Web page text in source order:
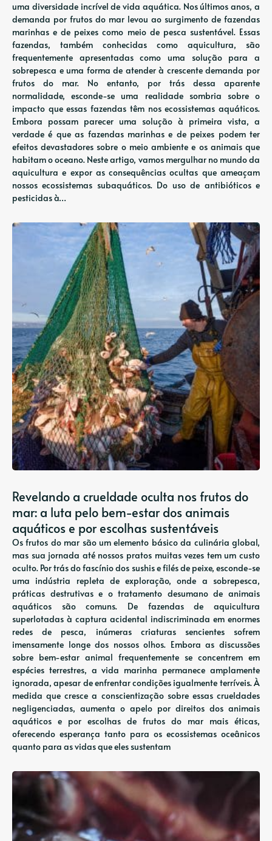
uma diversidade incrível de vida aquática. Nos últimos anos, a
demanda por frutos do mar levou ao surgimento de fazendas
marinhas e de peixes como meio de pesca sustentável. Essas
fazendas, também conhecidas como aquicultura, são
frequentemente apresentadas como uma solução para a
sobrepesca e uma forma de atender à crescente demanda por
frutos do mar. No entanto, por trás dessa aparente
normalidade, esconde-se uma realidade sombria sobre o
impacto que essas fazendas têm nos ecossistemas aquáticos.
Embora possam parecer uma solução à primeira vista, a
verdade é que as fazendas marinhas e de peixes podem ter
efeitos devastadores sobre o meio ambiente e os animais que
habitam o oceano. Neste artigo, vamos mergulhar no mundo da
aquicultura e expor as consequências ocultas que ameaçam
nossos ecossistemas subaquáticos. Do uso de antibióticos e
pesticidas à…
Revelando a crueldade oculta nos frutos do
mar: a luta pelo bem-estar dos animais
aquáticos e por escolhas sustentáveis
Os frutos do mar são um elemento básico da culinária global,
mas sua jornada até nossos pratos muitas vezes tem um custo
oculto. Por trás do fascínio dos sushis e filés de peixe, esconde-se
uma indústria repleta de exploração, onde a sobrepesca,
práticas destrutivas e o tratamento desumano de animais
aquáticos são comuns. De fazendas de aquicultura
superlotadas à captura acidental indiscriminada em enormes
redes de pesca, inúmeras criaturas sencientes sofrem
imensamente longe dos nossos olhos. Embora as discussões
sobre bem-estar animal frequentemente se concentrem em
espécies terrestres, a vida marinha permanece amplamente
ignorada, apesar de enfrentar condições igualmente terríveis. À
medida que cresce a conscientização sobre essas crueldades
negligenciadas, aumenta o apelo por direitos dos animais
aquáticos e por escolhas de frutos do mar mais éticas,
oferecendo esperança tanto para os ecossistemas oceânicos
quanto para as vidas que eles sustentam